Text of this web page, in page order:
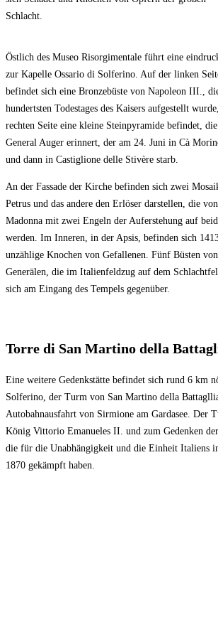
Schlacht.
Östlich des Museo Risorgimentale führt eine
zur Kapelle Ossario di Solferino. Auf der linken
befindet sich eine Bronzebüste von Napoleon III.,
hundertsten Todestages des Kaisers aufgestellt
rechten Seite eine kleine Steinpyramide befindet,
General Auger erinnert, der am 24. Juni in Cà
und dann in Castiglione delle Stivère starb.
An der Fassade der Kirche befinden sich zwei
Petrus und das andere den Erlöser darstellen, die
Madonna mit zwei Engeln der Auferstehung auf
werden. Im Inneren, in der Apsis, befinden sich
unzählige Knochen von Gefallenen. Fünf Büsten
Generälen, die im Italienfeldzug auf dem
sich am Eingang des Tempels gegenüber.
Torre di San Martino della
Eine weitere Gedenkstätte befindet sich rund 6 km
Solferino, der Turm von San Martino della
Autobahnausfahrt von Sirmione am Gardasee. Der
König Vittorio Emanueles II. und zum Gedenken
die für die Unabhängigkeit und die Einheit Italiens
1870 gekämpft haben.